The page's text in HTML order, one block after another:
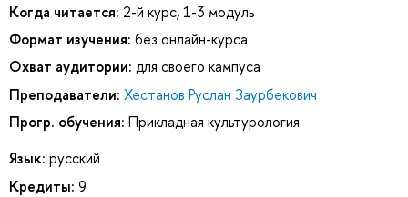
Когда читается: 2-й курс, 1-3 модуль
Формат изучения: без онлайн-курса
Охват аудитории: для своего кампуса
Преподаватели: Хестанов Руслан Заурбекович
Прогр. обучения: Прикладная культурология
Язык: русский
Кредиты: 9